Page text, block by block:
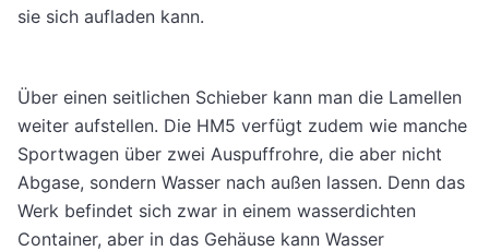
sie sich aufladen kann.
Über einen seitlichen Schieber kann man die Lamellen
weiter aufstellen. Die HM5 verfügt zudem wie manche
Sportwagen über zwei Auspuffrohre, die aber nicht
Abgase, sondern Wasser nach außen lassen. Denn das
Werk befindet sich zwar in einem wasserdichten
Container, aber in das Gehäuse kann Wasser